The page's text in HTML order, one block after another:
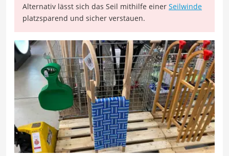
Alternativ lässt sich das Seil mithilfe einer Seilwinde
platzsparend und sicher verstauen.